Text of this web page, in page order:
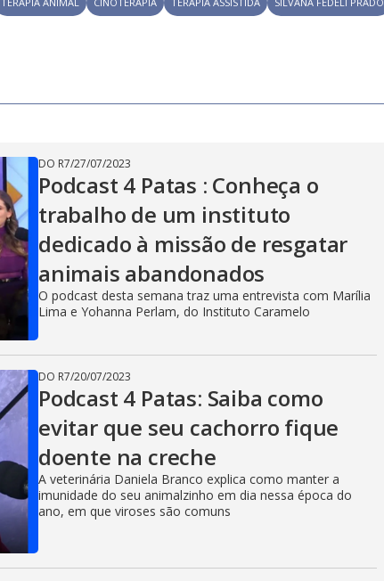
y
V
i
d
e
o
e
DO R7/27/07/2023
Podcast 4 Patas : Conheça o
trabalho de um instituto
dedicado à missão de resgatar
animais abandonados
O podcast desta semana traz uma entrevista com Marília
Lima e Yohanna Perlam, do Instituto Caramelo
DO R7/20/07/2023
Podcast 4 Patas: Saiba como
evitar que seu cachorro fique
doente na creche
A veterinária Daniela Branco explica como manter a
imunidade do seu animalzinho em dia nessa época do
ano, em que viroses são comuns